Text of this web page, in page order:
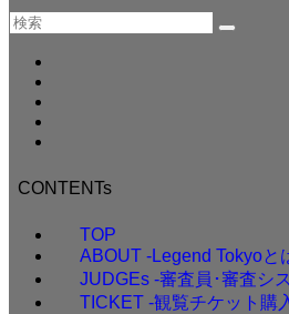
CONTENTs
TOP
ABOUT -Legend Tokyoと
JUDGEs -審査員･審査シ
TICKET -観覧チケット購